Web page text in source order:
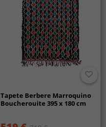
Tapete Berbere Marroquino
Boucherouite 395 x 180 cm